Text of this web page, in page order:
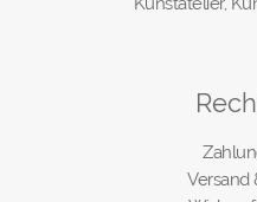
Versand